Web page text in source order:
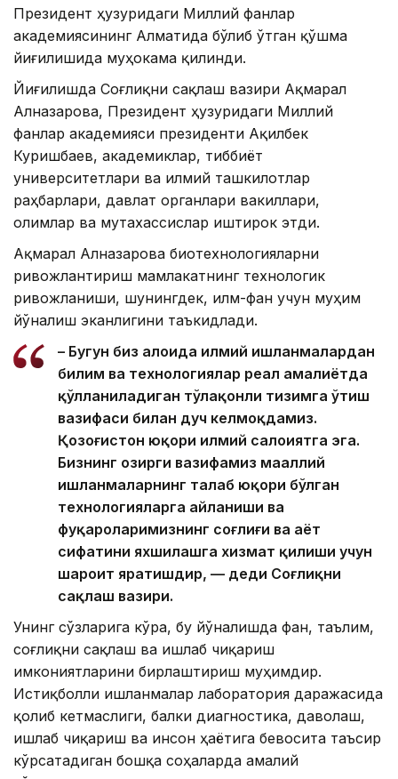
Президент ҳузуридаги Миллий фанлар
академиясининг Алматида бўлиб ўтган қўшма
йиғилишида муҳокама қилинди.
Йиғилишда Соғлиқни сақлаш вазири Ақмарал
Алназарова, Президент ҳузуридаги Миллий
фанлар академияси президенти Ақилбек
Куришбаев, академиклар, тиббиёт
университетлари ва илмий ташкилотлар
раҳбарлари, давлат органлари вакиллари,
олимлар ва мутахассислар иштирок этди.
Ақмарал Алназарова биотехнологияларни
ривожлантириш мамлакатнинг технологик
ривожланиши, шунингдек, илм-фан учун муҳим
йўналиш эканлигини таъкидлади.
– Бугун биз алоҳида илмий ишланмалардан
билим ва технологиялар реал амалиётда
қўлланиладиган тўлақонли тизимга ўтиш
вазифаси билан дуч келмоқдамиз.
Қозоғистон юқори илмий салоҳиятга эга.
Бизнинг ҳозирги вазифамиз маҳаллий
ишланмаларнинг талаб юқори бўлган
технологияларга айланиши ва
фуқароларимизнинг соғлиғи ва ҳаёт
сифатини яхшилашга хизмат қилиши учун
шароит яратишдир, — деди Соғлиқни
сақлаш вазири.
Унинг сўзларига кўра, бу йўналишда фан, таълим,
соғлиқни сақлаш ва ишлаб чиқариш
имкониятларини бирлаштириш муҳимдир.
Истиқболли ишланмалар лаборатория даражасида
қолиб кетмаслиги, балки диагностика, даволаш,
ишлаб чиқариш ва инсон ҳаётига бевосита таъсир
кўрсатадиган бошқа соҳаларда амалий